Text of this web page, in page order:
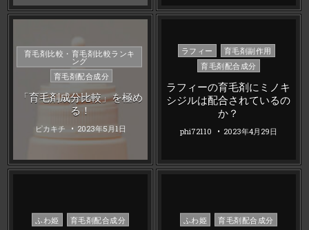
Posted
in
育毛剤比較・育毛剤比較ランキ
ング
育毛剤配合成分
「育毛剤成分比較」を極め
る！
ピカキチ 2023年5月1日
Posted
ラフィー
育毛剤副作用
育毛剤配合成分
ラフィーの育毛剤にミノキ
シジルは配合されているの
か？
phi72110 2023年4月29日
Posted
ふわ姫 育毛剤配合成分
Posted
ふわ姫 育毛剤配合成分